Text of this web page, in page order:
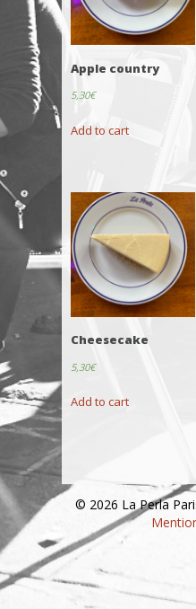
Apple country
5,30€
Add to cart
Cheesecake
5,30€
Add to cart
© 2026 La Perla